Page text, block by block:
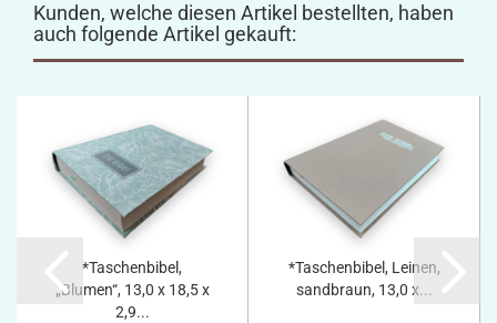
Kunden, welche diesen Artikel bestellten, haben
auch folgende Artikel gekauft:
*Taschenbibel,
„Blumen“, 13,0 x 18,5 x
2,9...
*Taschenbibel, Leinen,
sandbraun, 13,0 x...